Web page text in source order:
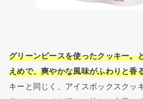
グリーンピースを使ったクッキー。
えめで、爽やかな風味がふわりと香
キーと同じく、アイスボックスクッ